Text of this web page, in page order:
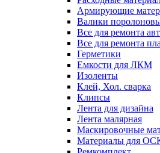
Армирующие
Валики
Все для ремонта
Все для ремонта
Герметики
Емкости для ЛКМ
Изоленты
Клей, Хол. сварка
Клипсы
Лента для дизайна
Лента малярная
Маскировочные
Материалы для